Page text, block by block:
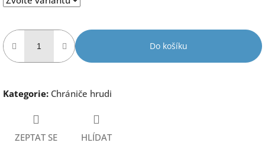
Do košíku
Kategorie: Chrániče hrudi
ZEPTAT SE HLÍDAT